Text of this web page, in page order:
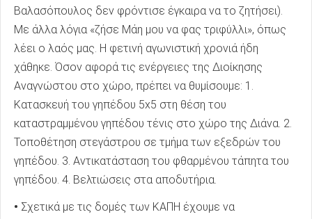
Βαλασόπουλος δεν φρόντισε έγκαιρα να το ζητήσει).
Με άλλα λόγια «ζήσε Μάη μου να φας τριφύλλι», όπως
λέει ο λαός μας. Η φετινή αγωνιστική χρονιά ήδη
χάθηκε. Όσον αφορά τις ενέργειες της Διοίκησης
Αναγνώστου στο χώρο, πρέπει να θυμίσουμε: 1.
Κατασκευή του γηπέδου 5x5 στη θέση του
καταστραμμένου γηπέδου τένις στο χώρο της Διάνα. 2.
Τοποθέτηση στεγάστρου σε τμήμα των εξεδρών του
γηπέδου. 3. Αντικατάσταση του φθαρμένου τάπητα του
γηπέδου. 4. Βελτιώσεις στα αποδυτήρια.
• Σχετικά με τις δομές των ΚΑΠΗ έχουμε να